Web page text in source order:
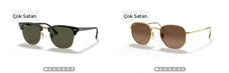
Çok Satan Çok Satan